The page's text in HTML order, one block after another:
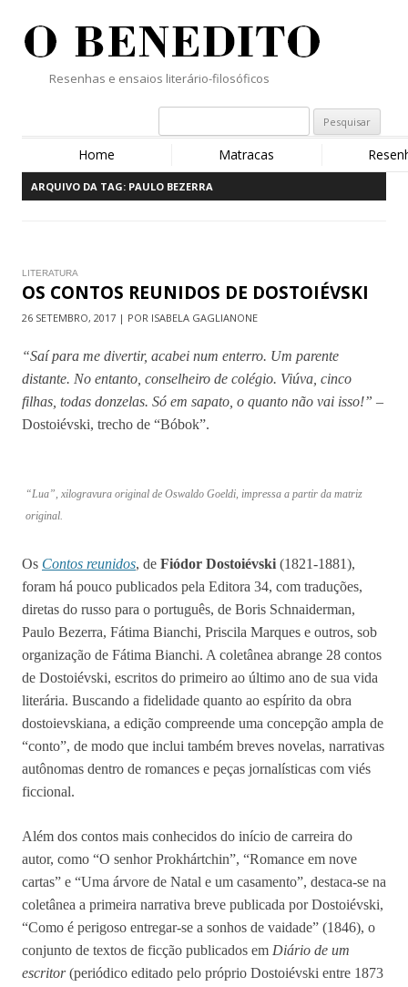
Resenhas e ensaios literário-filosóficos
Home Matracas
ARQUIVO DA TAG: PAULO BEZERRA
LITERATURA
OS CONTOS REUNIDOS DE DOSTOIÉVSKI
26 SETEMBRO, 2017 | POR ISABELA GAGLIANONE
“Saí para me divertir, acabei num enterro. Um parente
distante. No entanto, conselheiro de colégio. Viúva, cinco
filhas, todas donzelas. Só em sapato, o quanto não vai isso!” –
Dostoiévski, trecho de “Bóbok”.
“Lua”, xilogravura original de Oswaldo Goeldi, impressa a partir da matriz
original.
Os Contos reunidos, de Fiódor Dostoiévski (1821-1881),
foram há pouco publicados pela Editora 34, com traduções,
diretas do russo para o português, de Boris Schnaiderman,
Paulo Bezerra, Fátima Bianchi, Priscila Marques e outros, sob
organização de Fátima Bianchi. A coletânea abrange 28 contos
de Dostoiévski, escritos do primeiro ao último ano de sua vida
literária. Buscando a fidelidade quanto ao espírito da obra
dostoievskiana, a edição compreende uma concepção ampla de
“conto”, de modo que inclui também breves novelas, narrativas
autônomas dentro de romances e peças jornalísticas com viés
ficcional.
Além dos contos mais conhecidos do início de carreira do
autor, como “O senhor Prokhártchin”, “Romance em nove
cartas” e “Uma árvore de Natal e um casamento”, destaca-se na
coletânea a primeira narrativa breve publicada por Dostoiévski,
“Como é perigoso entregar-se a sonhos de vaidade” (1846), o
conjunto de textos de ficção publicados em Diário de um
escritor(periódico editado pelo próprio Dostoiévski entre 1873